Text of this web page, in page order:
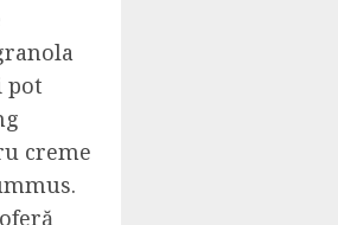
pot
creme